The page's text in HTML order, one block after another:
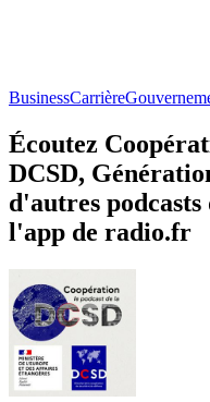
BusinessCarrière
Écoutez
DCSD,
d'autres
l'app de radio.fr